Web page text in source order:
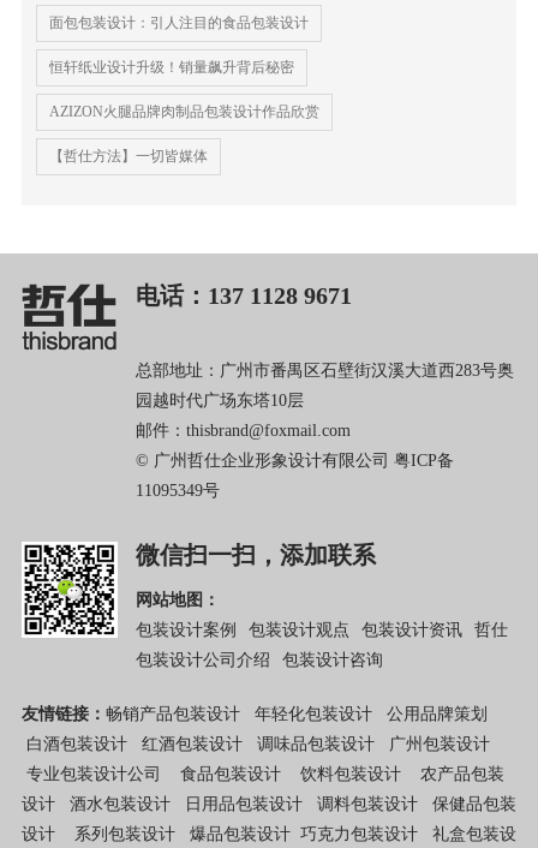
面包包装设计：引人注目的食品包装设计
恒轩纸业设计升级！销量飙升背后秘密
AZIZON火腿品牌肉制品包装设计作品欣赏
【哲仕方法】一切皆媒体
电话：137 1128 9671
总部地址：广州市番禺区石壁街汉溪大道西283号奥
园越时代广场东塔10层
邮件：thisbrand@foxmail.com
© 广州哲仕企业形象设计有限公司 粤ICP备
11095349号
微信扫一扫，添加联系
网站地图：
包装设计案例
包装设计观点 包装设计资讯
哲仕
包装设计公司介绍
包装设计咨询
友情链接： 畅销产品包装设计 年轻化包装设计
公用品牌策划
白酒包装设计
红酒包装设计 调味品包装设计
广州包装设计
专业包装设计公司
食品包装设计 饮料包装设计
农产品包装
设计
酒水包装设计 日用品包装设计 调料包装设计
保健品包装
设计
系列包装设计 爆品包装设计 巧克力包装设计 礼盒包装设